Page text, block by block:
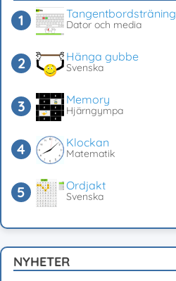
Tangentbordsträning
Dator och media
Hänga gubbe
Svenska
Memory
Hjärngympa
Klockan
Matematik
Ordjakt
Svenska
NYHETER